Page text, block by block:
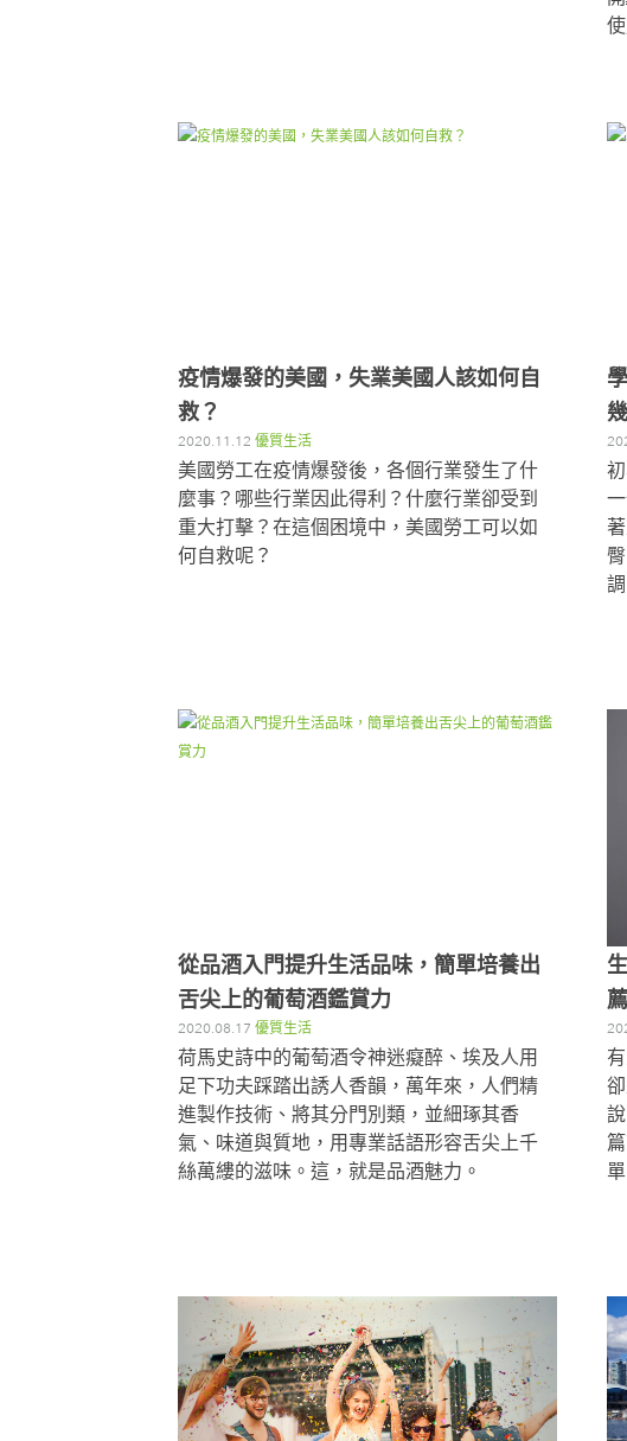
疫情爆發的美國，失業美國人該如何自
救？
2020.11.12 優質生活
美國勞工在疫情爆發後，各個行業發生了什
麼事？哪些行業因此得利？什麼行業卻受到
重大打擊？在這個困境中，美國勞工可以如
何自救呢？
調
從品酒入門提升生活品味，簡單培養出
舌尖上的葡萄酒鑑賞力
2020.08.17 優質生活
荷馬史詩中的葡萄酒令神迷癡醉、埃及人用
足下功夫踩踏出誘人香韻，萬年來，人們精
進製作技術、將其分門別類，並細琢其香
氣、味道與質地，用專業話語形容舌尖上千
絲萬縷的滋味。這，就是品酒魅力。
單